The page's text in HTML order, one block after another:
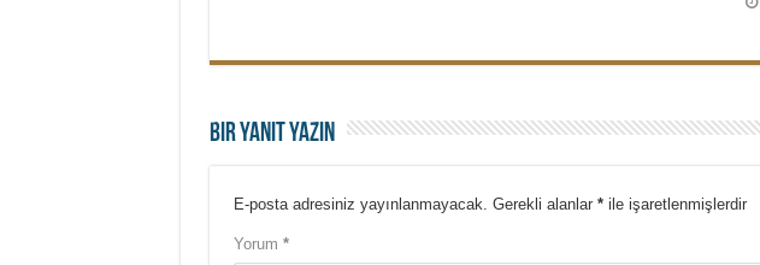
Bir yanıt yazın
E-posta adresiniz yayınlanmayacak. Gerekli alanlar *ile işaretlenmişlerdir
Yorum *